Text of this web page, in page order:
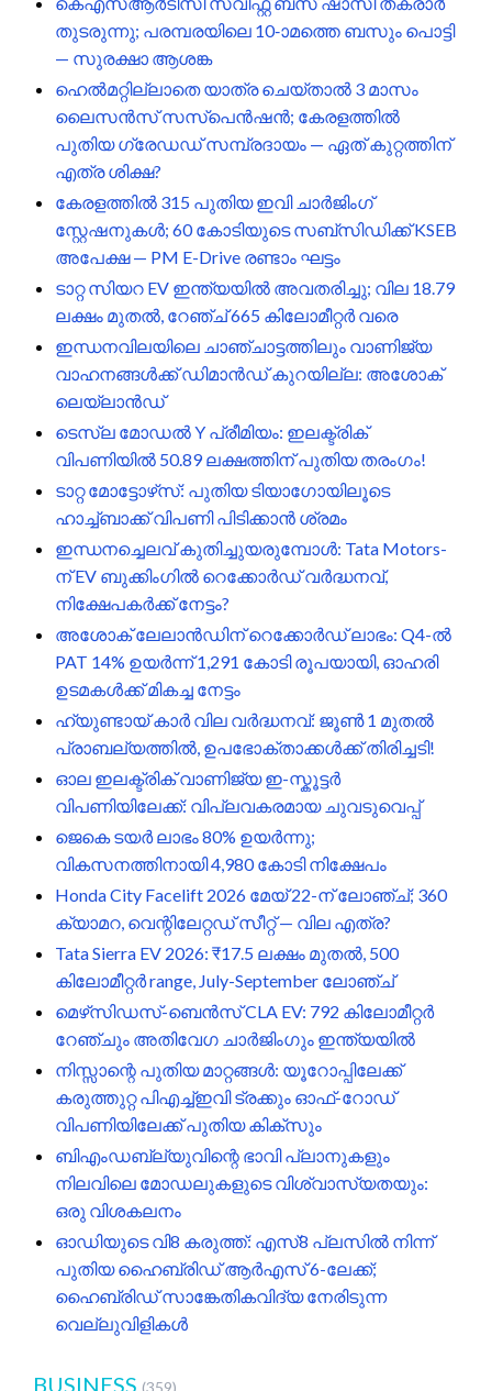
തുടരുന്നു; പരമ്പരയിലെ 10-ാമത്തെ ബസും പൊട്ടി
— സുരക്ഷാ ആശങ്ക
ഹെൽമറ്റില്ലാതെ യാത്ര ചെയ്താൽ 3 മാസം
ലൈസൻസ് സസ്പെൻഷൻ; കേരളത്തിൽ
പുതിയ ഗ്രേഡഡ് സമ്പ്രദായം — ഏത് കുറ്റത്തിന്
എത്ര ശിക്ഷ?
കേരളത്തിൽ 315 പുതിയ ഇവി ചാർജിംഗ്
സ്റ്റേഷനുകൾ; 60 കോടിയുടെ സബ്‌സിഡിക്ക് KSEB
അപേക്ഷ — PM E-Drive രണ്ടാം ഘട്ടം
ടാറ്റ സിയറ EV ഇന്ത്യയിൽ അവതരിച്ചു; വില 18.79
ലക്ഷം മുതൽ, റേഞ്ച് 665 കിലോമീറ്റർ വരെ
ഇന്ധനവിലയിലെ ചാഞ്ചാട്ടത്തിലും വാണിജ്യ
വാഹനങ്ങൾക്ക് ഡിമാൻഡ് കുറയില്ല: അശോക്
ലെയ്ലാൻഡ്
ടെസ്ല മോഡൽ Y പ്രീമിയം: ഇലക്ട്രിക്
വിപണിയിൽ 50.89 ലക്ഷത്തിന് പുതിയ തരംഗം!
ടാറ്റ മോട്ടോഴ്‌സ്: പുതിയ ടിയാഗോയിലൂടെ
ഹാച്ച്ബാക്ക് വിപണി പിടിക്കാൻ ശ്രമം
ഇന്ധനച്ചെലവ് കുതിച്ചുയരുമ്പോൾ: Tata Motors-
ന് EV ബുക്കിംഗിൽ റെക്കോർഡ് വർദ്ധനവ്,
നിക്ഷേപകർക്ക് നേട്ടം?
അശോക് ലേലാൻഡിന് റെക്കോർഡ് ലാഭം: Q4-ൽ
PAT 14% ഉയർന്ന് 1,291 കോടി രൂപയായി, ഓഹരി
ഉടമകൾക്ക് മികച്ച നേട്ടം
ഹ്യുണ്ടായ് കാർ വില വർദ്ധനവ്: ജൂൺ 1 മുതൽ
പ്രാബല്യത്തിൽ, ഉപഭോക്താക്കൾക്ക് തിരിച്ചടി!
ഓല ഇലക്ട്രിക് വാണിജ്യ ഇ-സ്കൂട്ടർ
വിപണിയിലേക്ക്: വിപ്ലവകരമായ ചുവടുവെപ്പ്
ജെകെ ടയർ ലാഭം 80% ഉയർന്നു;
വികസനത്തിനായി 4,980 കോടി നിക്ഷേപം
Honda City Facelift 2026 മേയ് 22-ന് ലോഞ്ച്; 360
ക്യാമറ, വെന്റിലേറ്റഡ് സീറ്റ് — വില എത്ര?
Tata Sierra EV 2026: ₹17.5 ലക്ഷം മുതൽ, 500
കിലോമീറ്റർ range, July-September ലോഞ്ച്
മെഴ്‌സിഡസ്-ബെൻസ് CLA EV: 792 കിലോമീറ്റർ
റേഞ്ചും അതിവേഗ ചാർജിംഗും ഇന്ത്യയിൽ
നിസ്സാന്റെ പുതിയ മാറ്റങ്ങൾ: യൂറോപ്പിലേക്ക്
കരുത്തുറ്റ പിഎച്ച്ഇവി ട്രക്കും ഓഫ്-റോഡ്
വിപണിയിലേക്ക് പുതിയ കിക്സും
ബിഎംഡബ്ല്യുവിന്റെ ഭാവി പ്ലാനുകളും
നിലവിലെ മോഡലുകളുടെ വിശ്വാസ്യതയും:
ഒരു വിശകലനം
ഓഡിയുടെ വി8 കരുത്ത്: എസ്8 പ്ലസിൽ നിന്ന്
പുതിയ ഹൈബ്രിഡ് ആർഎസ് 6-ലേക്ക്;
ഹൈബ്രിഡ് സാങ്കേതികവിദ്യ നേരിടുന്ന
വെല്ലുവിളികൾ
BUSINESS (359)